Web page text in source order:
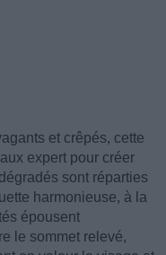
et crêpés, cette
expert pour créer
sont réparties
harmonieuse, à la
épousent
le sommet relevé,